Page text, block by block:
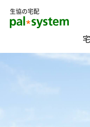
生協の宅配